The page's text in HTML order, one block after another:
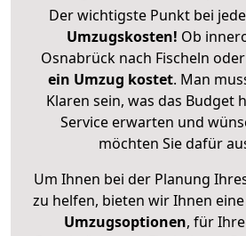
Der wichtigste Punkt bei
Umzugskosten! Ob
Osnabrück nach Fischeln
ein Umzug kostet. Man
Klaren sein, was das Budget
Service erwarten und
möchten Sie dafür
Um Ihnen bei der Planung
zu helfen, bieten wir Ihnen eine
Umzugsoptionen, für